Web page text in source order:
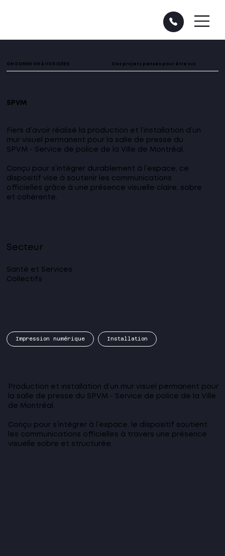
ON DONNE VIE À VOS IDÉES Des projets pensés pour être vus
SPVM
Fiers d’avoir réalisé la production et l’installation d’un
mur visuel permanent pour la salle de presse du
SPVM - Service de police de la Ville de Montréal.
Conçu pour s’intégrer durablement à l’espace, ce
dispositif vise à soutenir les communications
officielles grâce à une présence visuelle claire, sobre
et cohérente.
Secteur
Santé et Services
Collectifs
Impression numérique Installation
Production et installation d’un mur visuel permanent pour
la salle de presse du SPVM - Service de police de la Ville
de Montréal.
Conçu pour s’intégrer à l’espace, le dispositif soutient
les communications officielles à travers une présence
visuelle sobre et structurée.